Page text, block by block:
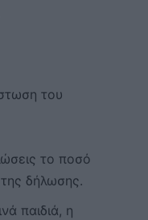
του
το ποσό
δήλωσης.
παιδιά, η